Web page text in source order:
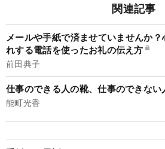
関連記事
メールや手紙で済ませていませんか
れする電話を使ったお礼の伝え方
前田典子
仕事のできる人の靴、仕事のできない
能町光香